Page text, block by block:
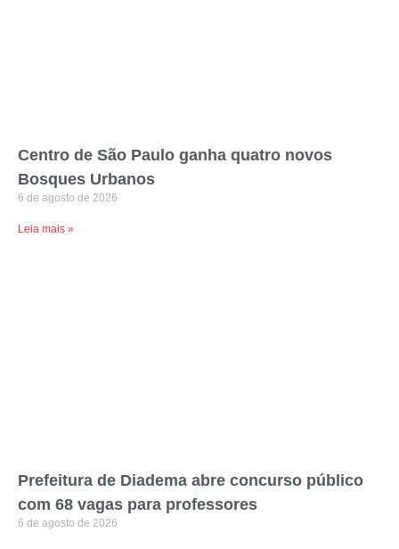
Centro de São Paulo ganha quatro novos
Bosques Urbanos
6 de agosto de 2026
Leia mais »
Prefeitura de Diadema abre concurso público
com 68 vagas para professores
6 de agosto de 2026